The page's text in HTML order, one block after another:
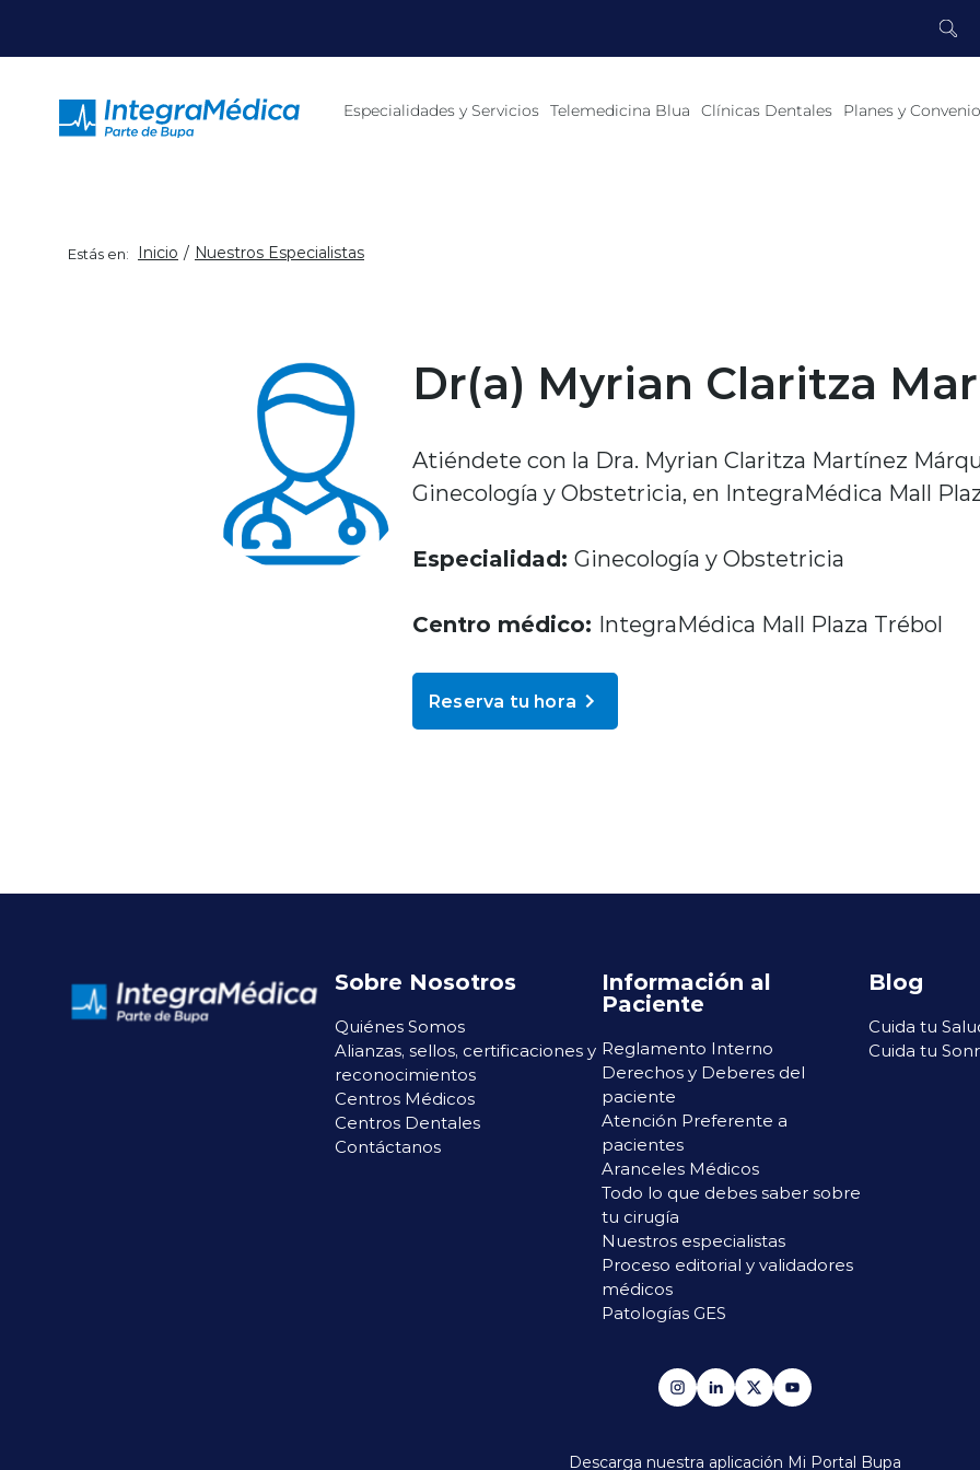
Especialidades y Servicios Telemedicina Blua Clínicas Dentales Planes y
Estás en: Inicio Nuestros Especialistas
Dr(a) Myrian Claritza
Atiéndete con la Dra. Myrian Claritza Martínez
Ginecología y Obstetricia, en IntegraMédica Mall
Especialidad: Ginecología y Obstetricia
Centro médico: IntegraMédica Mall Plaza Trébol
Reserva tu hora
Sobre Nosotros
Quiénes Somos
Alianzas, sellos, certificaciones y
reconocimientos
Centros Médicos
Centros Dentales
Contáctanos
Información al
Paciente
Reglamento Interno
Derechos y Deberes del
paciente
Atención Preferente a
pacientes
Aranceles Médicos
Todo lo que debes saber sobre
tu cirugía
Nuestros especialistas
Proceso editorial y validadores
médicos
Patologías GES
Blog
Cuida tu
Cuida tu
Descarga nuestra aplicación Mi Portal Bupa